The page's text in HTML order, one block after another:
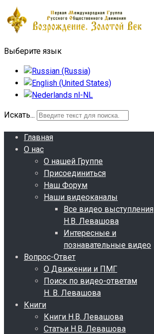
Выберите язык
Искать...
Главная
О нас
О нашей Группе
Присоединиться
Наш Форум
Наши видеоканалы
Все видео выступления
Н.В. Левашова
Интересные и
познавательные видео
Вопрос-Ответ
О Движении и ПМГ
Поиск по видео-ответам
Н. В. Левашова
Книги
Книги Н.В. Левашова
Статьи Н.В. Левашова